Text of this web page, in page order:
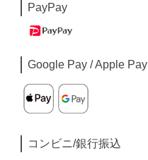
PayPay
Google Pay / Apple Pay
コンビニ/銀行振込